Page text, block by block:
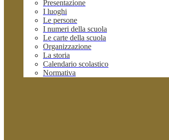
Presentazione
I luoghi
Le persone
I numeri della scuola
Le carte della scuola
Organizzazione
La storia
Calendario scolastico
Normativa